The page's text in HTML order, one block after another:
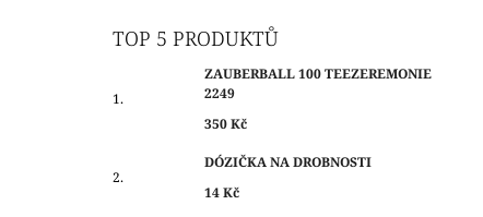
TOP 5 PRODUKTŮ
ZAUBERBALL 100 TEEZEREMONIE
2249
350 Kč
DÓZIČKA NA DROBNOSTI
14 Kč